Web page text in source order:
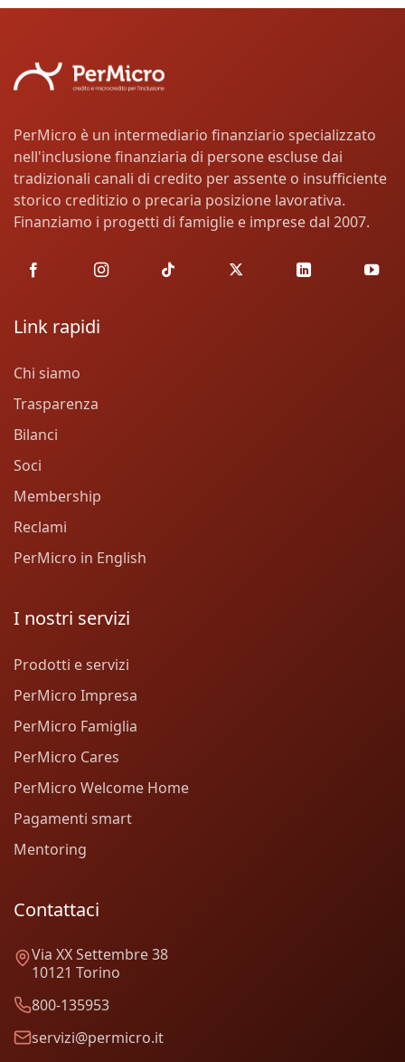
PerMicro è un intermediario finanziario specializzato
nell'inclusione finanziaria di persone escluse dai
tradizionali canali di credito per assente o insufficiente
storico creditizio o precaria posizione lavorativa.
Finanziamo i progetti di famiglie e imprese dal 2007.
Link rapidi
Chi siamo
Trasparenza
Bilanci
Soci
Membership
Reclami
PerMicro in English
I nostri servizi
Prodotti e servizi
PerMicro Impresa
PerMicro Famiglia
PerMicro Cares
PerMicro Welcome Home
Pagamenti smart
Mentoring
Contattaci
Via XX Settembre 38
10121 Torino
800-135953
servizi@permicro.it